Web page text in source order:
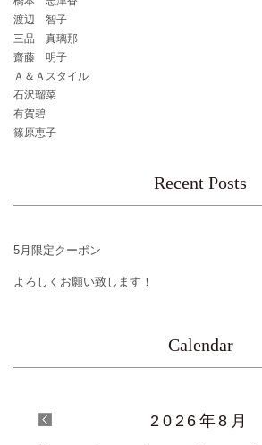
渡辺 智子
三品 真璃那
齋藤 明子
Ａ＆Ａスタイル
石沢瑠菜
有賀碧
篠原恵子
Recent Posts
5月限定クーポン
よろしくお願い致します！
Calendar
2026 年8月